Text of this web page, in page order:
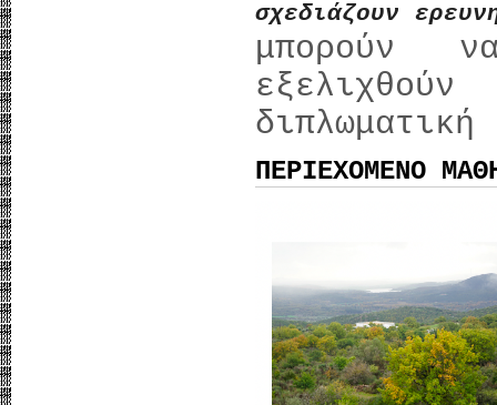
σχεδιάζουν
μπορούν
ΠΕΡΙΕΧΟΜΕΝΟ